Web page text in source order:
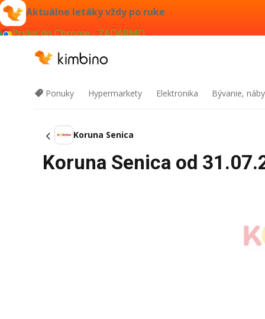
Aktuálne letáky vždy po ruke
Pridať do Chrome - ZADARMO
Ponuky Hypermarkety Elektronika Bývanie,
Koruna Senica
Koruna Senica od